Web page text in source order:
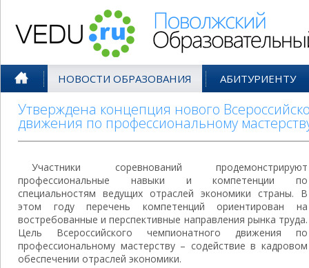
НОВОСТИ ОБРАЗОВАНИЯ АБИТУРИЕНТУ
Утверждена концепция нового
движения по профессиональному
Участники соревнований продемонстрируют
профессиональные навыки и компетенции по
специальностям ведущих отраслей экономики страны. В
этом году перечень компетенций ориентирован на
востребованные и перспективные направления рынка труда.
Цель Всероссийского чемпионатного движения по
профессиональному мастерству – содействие в кадровом
обеспечении отраслей экономики.